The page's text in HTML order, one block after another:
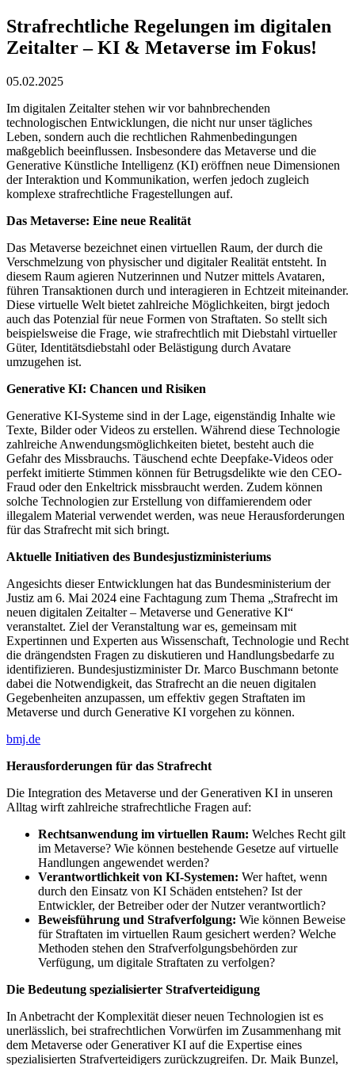
Strafrechtliche Regelungen im digitalen
Zeitalter – KI & Metaverse im Fokus!
05.02.2025
Im digitalen Zeitalter stehen wir vor bahnbrechenden
technologischen Entwicklungen, die nicht nur unser tägliches
Leben, sondern auch die rechtlichen Rahmenbedingungen
maßgeblich beeinflussen. Insbesondere das Metaverse und die
Generative Künstliche Intelligenz (KI) eröffnen neue Dimensionen
der Interaktion und Kommunikation, werfen jedoch zugleich
komplexe strafrechtliche Fragestellungen auf.
Das Metaverse: Eine neue Realität
Das Metaverse bezeichnet einen virtuellen Raum, der durch die
Verschmelzung von physischer und digitaler Realität entsteht. In
diesem Raum agieren Nutzerinnen und Nutzer mittels Avataren,
führen Transaktionen durch und interagieren in Echtzeit miteinander.
Diese virtuelle Welt bietet zahlreiche Möglichkeiten, birgt jedoch
auch das Potenzial für neue Formen von Straftaten. So stellt sich
beispielsweise die Frage, wie strafrechtlich mit Diebstahl virtueller
Güter, Identitätsdiebstahl oder Belästigung durch Avatare
umzugehen ist.
Generative KI: Chancen und Risiken
Generative KI-Systeme sind in der Lage, eigenständig Inhalte wie
Texte, Bilder oder Videos zu erstellen. Während diese Technologie
zahlreiche Anwendungsmöglichkeiten bietet, besteht auch die
Gefahr des Missbrauchs. Täuschend echte Deepfake-Videos oder
perfekt imitierte Stimmen können für Betrugsdelikte wie den CEO-
Fraud oder den Enkeltrick missbraucht werden. Zudem können
solche Technologien zur Erstellung von diffamierendem oder
illegalem Material verwendet werden, was neue Herausforderungen
für das Strafrecht mit sich bringt.
Aktuelle Initiativen des Bundesjustizministeriums
Angesichts dieser Entwicklungen hat das Bundesministerium der
Justiz am 6. Mai 2024 eine Fachtagung zum Thema „Strafrecht im
neuen digitalen Zeitalter – Metaverse und Generative KI“
veranstaltet. Ziel der Veranstaltung war es, gemeinsam mit
Expertinnen und Experten aus Wissenschaft, Technologie und Recht
die drängendsten Fragen zu diskutieren und Handlungsbedarfe zu
identifizieren. Bundesjustizminister Dr. Marco Buschmann betonte
dabei die Notwendigkeit, das Strafrecht an die neuen digitalen
Gegebenheiten anzupassen, um effektiv gegen Straftaten im
Metaverse und durch Generative KI vorgehen zu können.
bmj.de
Herausforderungen für das Strafrecht
Die Integration des Metaverse und der Generativen KI in unseren
Alltag wirft zahlreiche strafrechtliche Fragen auf:
Rechtsanwendung im virtuellen Raum: Welches Recht gilt
im Metaverse? Wie können bestehende Gesetze auf virtuelle
Handlungen angewendet werden?
Verantwortlichkeit von KI-Systemen: Wer haftet, wenn
durch den Einsatz von KI Schäden entstehen? Ist der
Entwickler, der Betreiber oder der Nutzer verantwortlich?
Beweisführung und Strafverfolgung: Wie können Beweise
für Straftaten im virtuellen Raum gesichert werden? Welche
Methoden stehen den Strafverfolgungsbehörden zur
Verfügung, um digitale Straftaten zu verfolgen?
Die Bedeutung spezialisierter Strafverteidigung
In Anbetracht der Komplexität dieser neuen Technologien ist es
unerlässlich, bei strafrechtlichen Vorwürfen im Zusammenhang mit
dem Metaverse oder Generativer KI auf die Expertise eines
spezialisierten Strafverteidigers zurückzugreifen. Dr. Maik Bunzel,